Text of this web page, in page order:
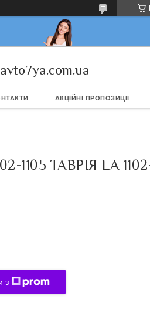
АКЦІЙНІ ПРОПОЗИЦІЇ
ТАВРІЯ LA
з